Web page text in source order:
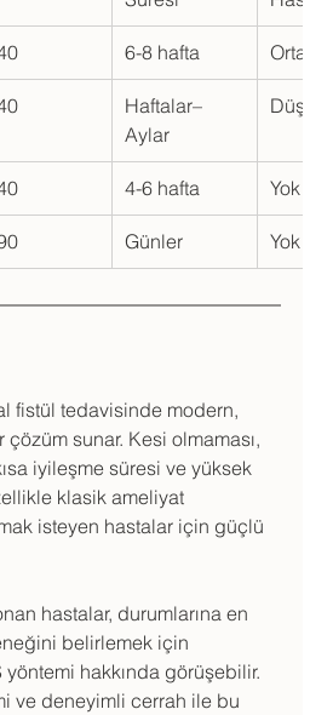
6-8 hafta Orta –
Haftalar–
Aylar
Düşük
4-6 hafta Yok
Günler Yok
fistül tedavisinde modern,
çözüm sunar. Kesi olmaması,
iyileşme süresi ve yüksek
klasik ameliyat
isteyen hastalar için güçlü
hastalar, durumlarına en
belirlemek için
yöntemi hakkında görüşebilir.
ve deneyimli cerrah ile bu